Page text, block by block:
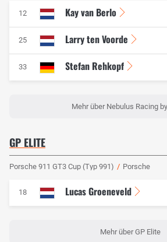
12 Kay van Berlo
25 Larry ten Voorde
33 Stefan Rehkopf
Mehr über Nebulus Racing
GP ELITE
Porsche 911 GT3 Cup (Typ 991) / Porsche
18 Lucas Groeneveld
Mehr über GP Elite